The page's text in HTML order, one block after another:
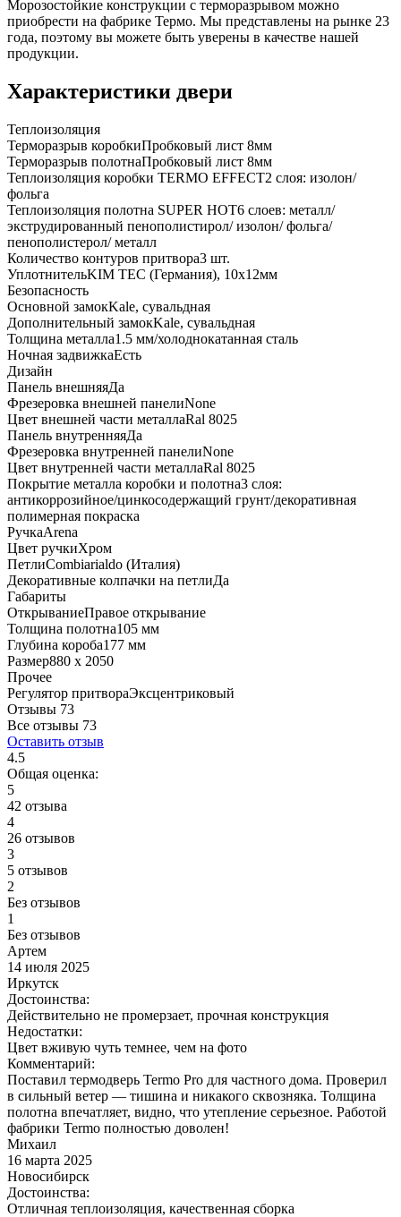
Морозостойкие конструкции с терморазрывом можно
приобрести на фабрике Термо. Мы представлены на рынке 23
года, поэтому вы можете быть уверены в качестве нашей
продукции.
Характеристики двери
Теплоизоляция
Терморазрыв коробкиПробковый лист 8мм
Терморазрыв полотнаПробковый лист 8мм
Теплоизоляция коробки TERMO EFFECT2 слоя: изолон/
фольга
Теплоизоляция полотна SUPER НОТ6 слоев: металл/
экструдированный пенополистирол/ изолон/ фольга/
пенополистерол/ металл
Количество контуров притвора3 шт.
УплотнительKIM ТЕС (Германия), 10x12мм
Безопасность
Основной замокKale, сувальдная
Дополнительный замокKale, сувальдная
Толщина металла1.5 мм/холоднокатанная сталь
Ночная задвижкаЕсть
Дизайн
Панель внешняяДа
Фрезеровка внешней панелиNone
Цвет внешней части металлаRal 8025
Панель внутренняяДа
Фрезеровка внутренней панелиNone
Цвет внутренней части металлаRal 8025
Покрытие металла коробки и полотна3 слоя:
антикоррозийное/цинкосодержащий грунт/декоративная
полимерная покраска
РучкаArena
Цвет ручкиХром
ПетлиCombiarialdo (Италия)
Декоративные колпачки на петлиДа
Габариты
ОткрываниеПравое открывание
Толщина полотна105 мм
Глубина короба177 мм
Размер880 x 2050
Прочее
Регулятор притвораЭксцентриковый
Отзывы 73
Все отзывы 73
Оставить отзыв
4.5
Общая оценка:
5
42 отзыва
4
26 отзывов
3
5 отзывов
2
Без отзывов
1
Без отзывов
Артем
14 июля 2025
Иркутск
Достоинства:
Действительно не промерзает, прочная конструкция
Недостатки:
Цвет вживую чуть темнее, чем на фото
Комментарий:
Поставил термодверь Termo Pro для частного дома. Проверил
в сильный ветер — тишина и никакого сквозняка. Толщина
полотна впечатляет, видно, что утепление серьезное. Работой
фабрики Termo полностью доволен!
Михаил
16 марта 2025
Новосибирск
Достоинства:
Отличная теплоизоляция, качественная сборка